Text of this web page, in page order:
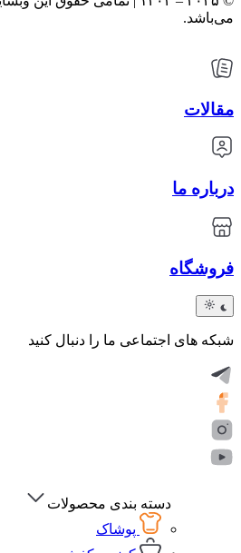
می‌باشد.
مقالات
درباره ما
فروشگاه
شبکه های اجتماعی ما را دنبال کنید
دسته بندی محصولات
پوشاک